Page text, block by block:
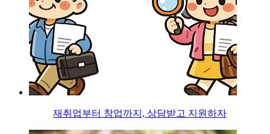
재취업부터 창업까지, 상담받고 지원하자